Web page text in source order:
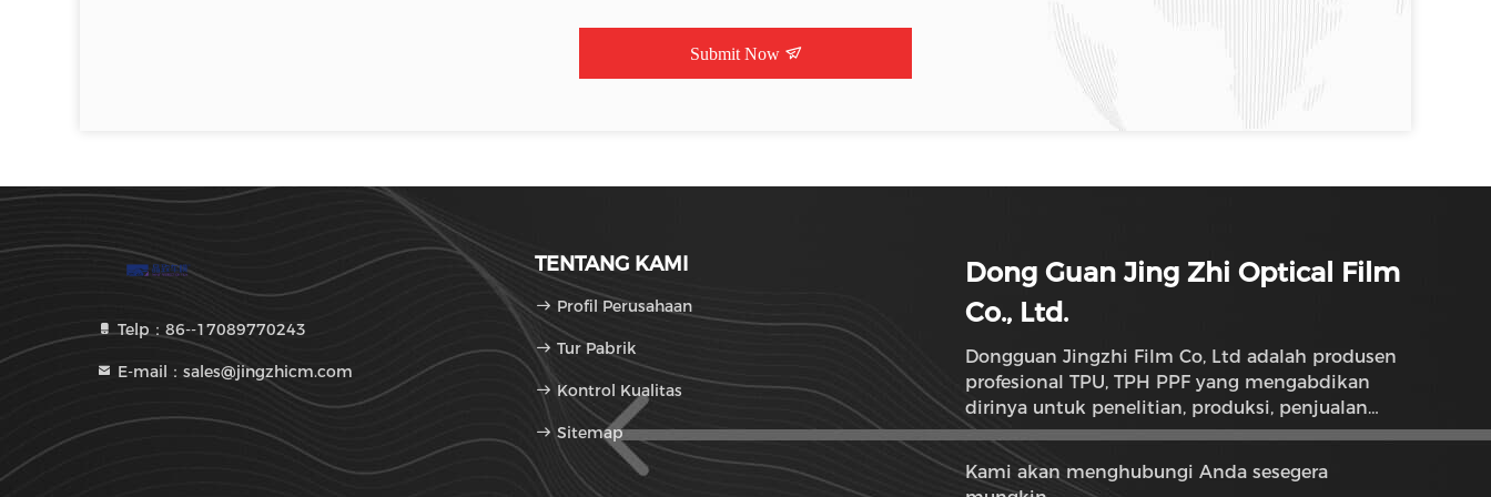
Submit Now
Telp：86--17089770243
E-mail：sales@jingzhicm.com
TENTANG KAMI
Profil Perusahaan
Tur Pabrik
Kontrol Kualitas
Sitemap
Dong Guan Jing Zhi Optical Film
Co., Ltd.
Dongguan Jingzhi Film Co, Ltd adalah produsen
profesional TPU, TPH PPF yang mengabdikan
dirinya untuk penelitian, produksi, penjualan
dan layanan.
Kami akan menghubungi Anda sesegera